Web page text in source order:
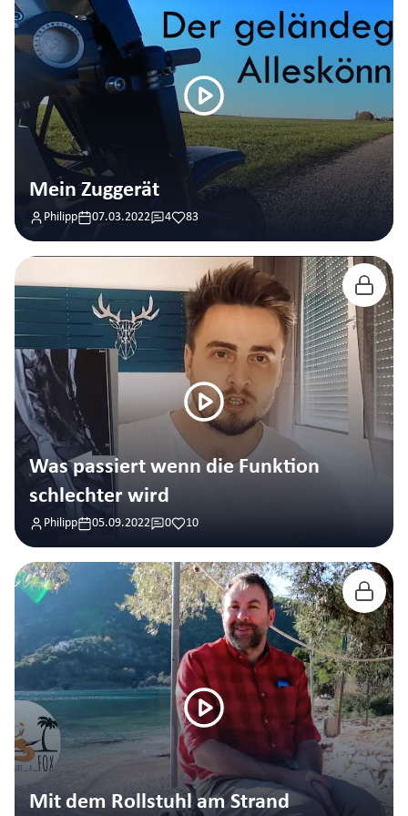
Mein Zuggerät
Philipp 07.03.2022 4 83
Was passiert wenn die Funktion
schlechter wird
Philipp 05.09.2022 0 10
Mit dem Rollstuhl am Strand